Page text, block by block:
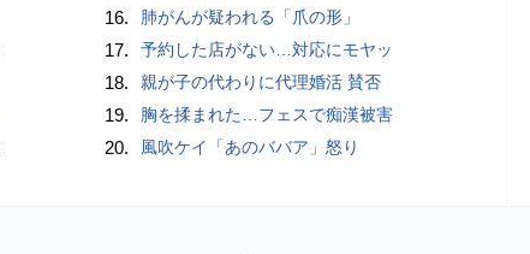
16. 肺がんが疑われる「爪の形」
17. 予約した店がない…対応にモヤッ
18. 親が子の代わりに代理婚活 賛否
19. 胸を揉まれた…フェスで痴漢被害
20. 風吹ケイ「あのババア」怒り